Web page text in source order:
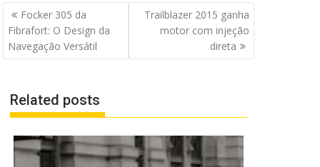
Navegação
de
Post
Focker 305 da
Fibrafort: O Design da
Trailblazer 2015 ganha
motor com injeção
direta
Related posts